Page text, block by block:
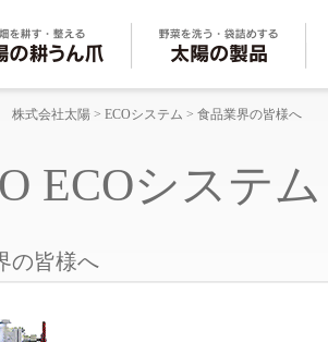
株式会社太陽 > ECOシステム > 食品業界の皆様へ
ECOシステム
の皆様へ